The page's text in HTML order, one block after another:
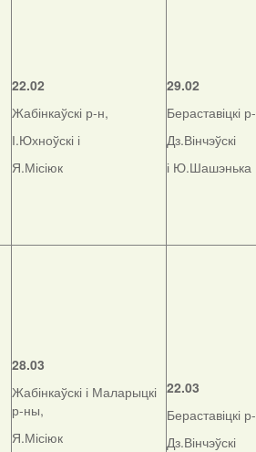
22.02
Жабінкаўскі р-н,
І.Юхноўскі і
Я.Місіюк
29.02
Бераставіцкі
Дз.Вінчэўскі
і Ю.Шашэнька
28.03
Жабінкаўскі і Маларыцкі
р-ны,
Я.Місіюк
22.03
Бераставіцкі
Дз.Вінчэўскі